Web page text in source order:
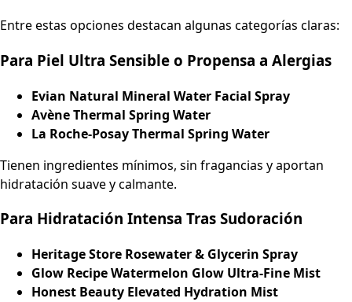
Entre estas opciones destacan algunas categorías claras:
Para Piel Ultra Sensible o Propensa a Alergias
Evian Natural Mineral Water Facial Spray
Avène Thermal Spring Water
La Roche-Posay Thermal Spring Water
Tienen ingredientes mínimos, sin fragancias y aportan
hidratación suave y calmante.
Para Hidratación Intensa Tras Sudoración
Heritage Store Rosewater & Glycerin Spray
Glow Recipe Watermelon Glow Ultra-Fine Mist
Honest Beauty Elevated Hydration Mist